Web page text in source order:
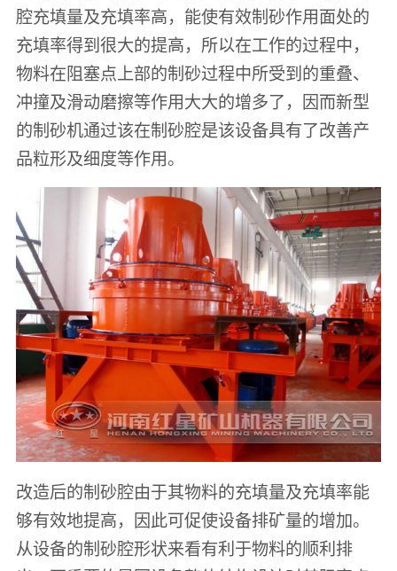
腔充填量及充填率高，能使有效制砂作用面处的
充填率得到很大的提高，所以在工作的过程中，
物料在阻塞点上部的制砂过程中所受到的重叠、
冲撞及滑动磨擦等作用大大的增多了，因而新型
的制砂机通过该在制砂腔是该设备具有了改善产
品粒形及细度等作用。
改造后的制砂腔由于其物料的充填量及充填率能
够有效地提高，因此可促使设备排矿量的增加。
从设备的制砂腔形状来看有利于物料的顺利排